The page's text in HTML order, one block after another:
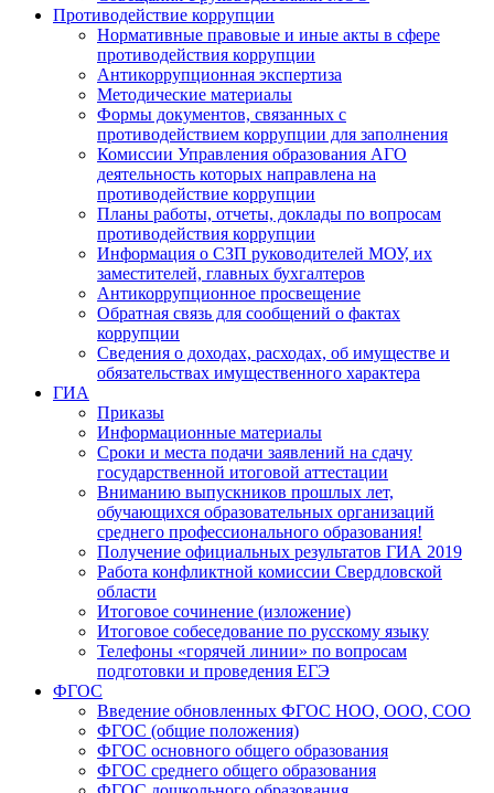
Противодействие коррупции
Нормативные правовые и иные акты в сфере
противодействия коррупции
Антикоррупционная экспертиза
Методические материалы
Формы документов, связанных с
противодействием коррупции для заполнения
Комиссии Управления образования АГО
деятельность которых направлена на
противодействие коррупции
Планы работы, отчеты, доклады по вопросам
противодействия коррупции
Информация о СЗП руководителей МОУ, их
заместителей, главных бухгалтеров
Антикоррупционное просвещение
Обратная связь для сообщений о фактах
коррупции
Сведения о доходах, расходах, об имуществе и
обязательствах имущественного характера
ГИА
Приказы
Информационные материалы
Сроки и места подачи заявлений на сдачу
государственной итоговой аттестации
Вниманию выпускников прошлых лет,
обучающихся образовательных организаций
среднего профессионального образования!
Получение официальных результатов ГИА 2019
Работа конфликтной комиссии Свердловской
области
Итоговое сочинение (изложение)
Итоговое собеседование по русскому языку
Телефоны «горячей линии» по вопросам
подготовки и проведения ЕГЭ
ФГОС
Введение обновленных ФГОС НОО, ООО, СОО
ФГОС (общие положения)
ФГОС основного общего образования
ФГОС среднего общего образования